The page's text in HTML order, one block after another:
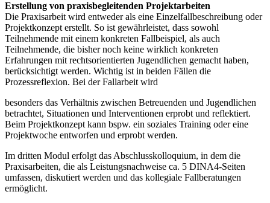
Erstellung von praxisbegleitenden Projektarbeiten
Die Praxisarbeit wird entweder als eine Einzelfallbeschreibung oder
Projektkonzept erstellt. So ist gewährleistet, dass sowohl
Teilnehmende mit einem konkreten Fallbeispiel, als auch
Teilnehmende, die bisher noch keine wirklich konkreten
Erfahrungen mit rechtsorientierten Jugendlichen gemacht haben,
berücksichtigt werden. Wichtig ist in beiden Fällen die
Prozessreflexion. Bei der Fallarbeit wird
besonders das Verhältnis zwischen Betreuenden und Jugendlichen
betrachtet, Situationen und Interventionen erprobt und reflektiert.
Beim Projektkonzept kann bspw. ein soziales Training oder eine
Projektwoche entworfen und erprobt werden.
Im dritten Modul erfolgt das Abschlusskolloquium, in dem die
Praxisarbeiten, die als Leistungsnachweise ca. 5 DINA4-Seiten
umfassen, diskutiert werden und das kollegiale Fallberatungen
ermöglicht.